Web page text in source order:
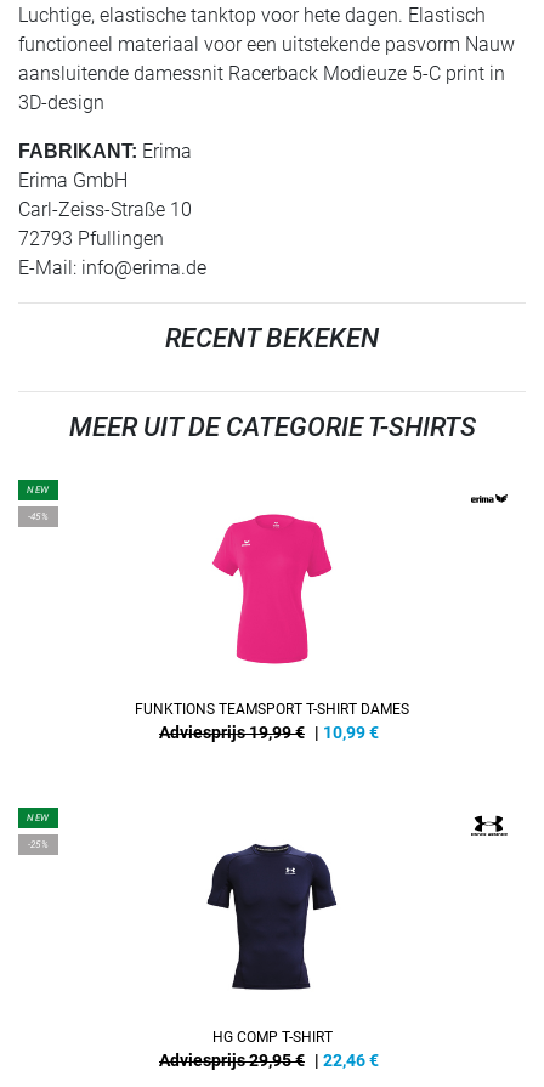
Luchtige, elastische tanktop voor hete dagen. Elastisch
functioneel materiaal voor een uitstekende pasvorm Nauw
aansluitende damessnit Racerback Modieuze 5-C print in
3D-design
FABRIKANT: Erima
Erima GmbH
Carl-Zeiss-Straße 10
72793 Pfullingen
E-Mail: info@erima.de
RECENT BEKEKEN
MEER UIT DE CATEGORIE T-SHIRTS
NEW
-45%
FUNKTIONS TEAMSPORT T-SHIRT DAMES
Adviesprijs 19,99 € | 10,99€
NEW
-25%
HG COMP T-SHIRT
Adviesprijs 29,95 € | 22,46€